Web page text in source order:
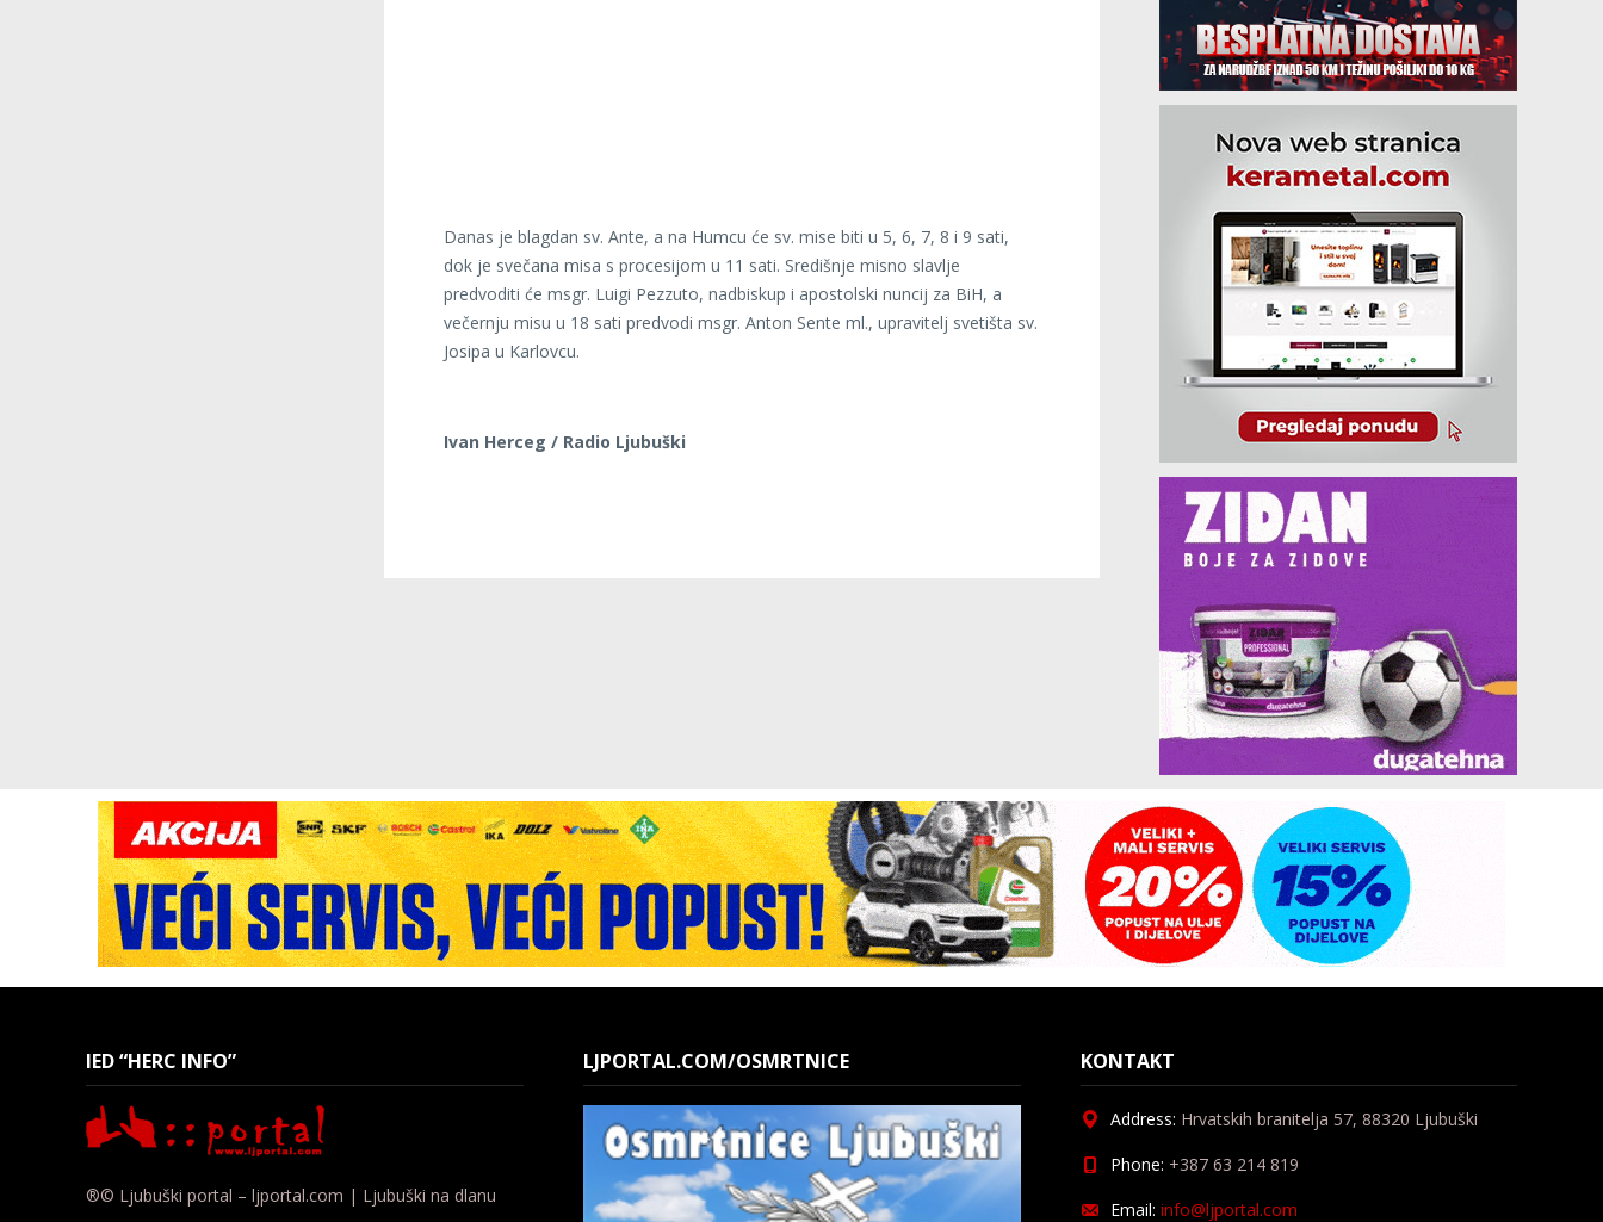
Danas je blagdan sv. Ante, a na Humcu će sv. mise biti u 5, 6, 7, 8 i 9 sati,
dok je svečana misa s procesijom u 11 sati. Središnje misno slavlje
predvoditi će msgr. Luigi Pezzuto, nadbiskup i apostolski nuncij za BiH, a
večernju misu u 18 sati predvodi msgr. Anton Sente ml., upravitelj svetišta sv.
Josipa u Karlovcu.
Ivan Herceg / Radio Ljubuški
IED “HERC INFO”
®© Ljubuški portal – ljportal.com | Ljubuški na dlanu
LJPORTAL.COM/OSMRTNICE KONTAKT
Address: Hrvatskih branitelja 57, 88320 Ljubuški
Phone: +387 63 214 819
Email: info@ljportal.com